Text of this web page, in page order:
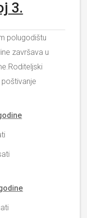
3.
polugodištu
završava u